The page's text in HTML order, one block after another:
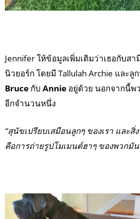
Jennifer ให้ข้อมูลเพิ่มเติมว่าเธอกับส
นิวยอร์ก โดยมี Tallulah Archie และลู
Bruce กับ Annie อยู่ด้วย นอกจากนี้พ
อีกจำนวนหนึ่ง
“สุนัขเปรียบเสมือนลูกๆ ของเรา และ
คือการถ่ายรูปโมเมนต์ฮาๆ ของพวกมัน